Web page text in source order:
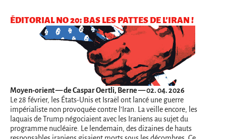
ÉDITORIAL NO 20: BAS LES PATTES DE L’IRAN !
Moyen-orient— de Caspar Oertli, Berne — 02. 04. 2026
Le 28 février, les États-Unis et Israël ont lancé une guerre
impérialiste non provoquée contre l’Iran. La veille encore, les
laquais de Trump négociaient avec les Iraniens au sujet du
programme nucléaire. Le lendemain, des dizaines de hauts